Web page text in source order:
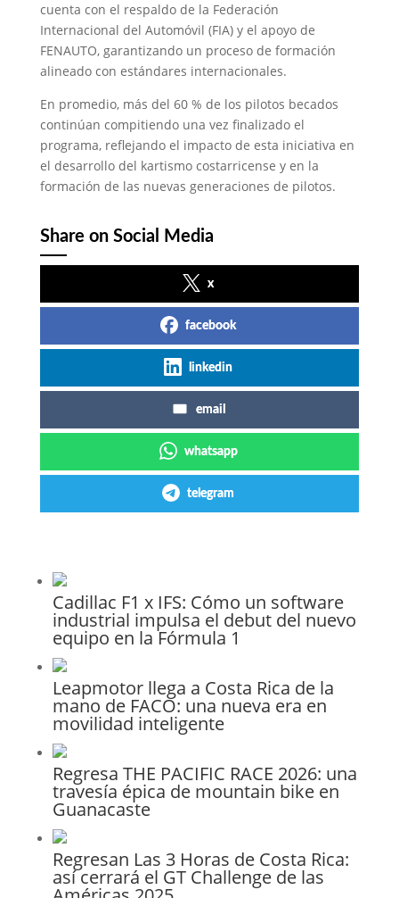
cuenta con el respaldo de la Federación
Internacional del Automóvil (FIA) y el apoyo de
FENAUTO, garantizando un proceso de formación
alineado con estándares internacionales.
En promedio, más del 60 % de los pilotos becados
continúan compitiendo una vez finalizado el
programa, reflejando el impacto de esta iniciativa en
el desarrollo del kartismo costarricense y en la
formación de las nuevas generaciones de pilotos.
Share on Social Media
x
facebook
linkedin
email
whatsapp
telegram
Cadillac F1 x IFS: Cómo un software
industrial impulsa el debut del nuevo
equipo en la Fórmula 1
Leapmotor llega a Costa Rica de la
mano de FACO: una nueva era en
movilidad inteligente
Regresa THE PACIFIC RACE 2026: una
travesía épica de mountain bike en
Guanacaste
Regresan Las 3 Horas de Costa Rica:
así cerrará el GT Challenge de las